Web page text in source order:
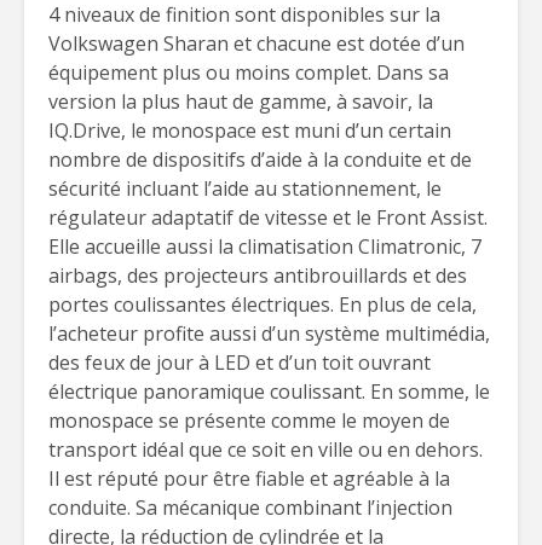
4 niveaux de finition sont disponibles sur la
Volkswagen Sharan et chacune est dotée d’un
équipement plus ou moins complet. Dans sa
version la plus haut de gamme, à savoir, la
IQ.Drive, le monospace est muni d’un certain
nombre de dispositifs d’aide à la conduite et de
sécurité incluant l’aide au stationnement, le
régulateur adaptatif de vitesse et le Front Assist.
Elle accueille aussi la climatisation Climatronic, 7
airbags, des projecteurs antibrouillards et des
portes coulissantes électriques. En plus de cela,
l’acheteur profite aussi d’un système multimédia,
des feux de jour à LED et d’un toit ouvrant
électrique panoramique coulissant. En somme, le
monospace se présente comme le moyen de
transport idéal que ce soit en ville ou en dehors.
Il est réputé pour être fiable et agréable à la
conduite. Sa mécanique combinant l’injection
directe, la réduction de cylindrée et la